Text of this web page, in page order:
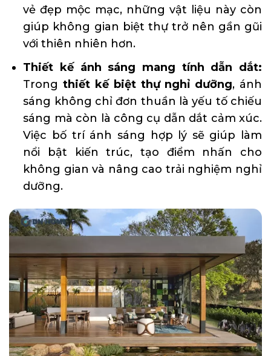
vẻ đẹp mộc mạc, những vật liệu này còn
giúp không gian biệt thự trở nên gần gũi
với thiên nhiên hơn.
Thiết kế ánh sáng mang tính dẫn dắt:
Trongthiết kế biệt thự nghỉ dưỡng, ánh
sáng không chỉ đơn thuần là yếu tố chiếu
sáng mà còn là công cụ dẫn dắt cảm xúc.
Việc bố trí ánh sáng hợp lý sẽ giúp làm
nổi bật kiến trúc, tạo điểm nhấn cho
không gian và nâng cao trải nghiệm nghỉ
dưỡng.